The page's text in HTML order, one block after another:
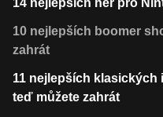
14 nejlepších her pro
10 nejlepších boomer
zahrát
11 nejlepších klasických
teď můžete zahrát